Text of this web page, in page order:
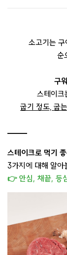
소고기는
순
구
스테이크
굽기 정도, 굽
스테이크로 먹기
3가지에 대해 알아
👉 안심, 채끝, 등